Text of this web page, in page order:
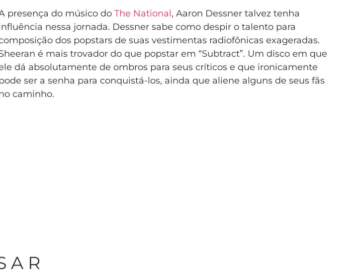
presença do músico do The National, Aaron Dessner talvez tenha
nessa jornada. Dessner sabe como despir o talento para
dos popstars de suas vestimentas radiofônicas exageradas.
é mais trovador do que popstar em “Subtract”. Um disco em que
dá absolutamente de ombros para seus críticos e que ironicamente
ser a senha para conquistá-los, ainda que aliene alguns de seus fãs
caminho.